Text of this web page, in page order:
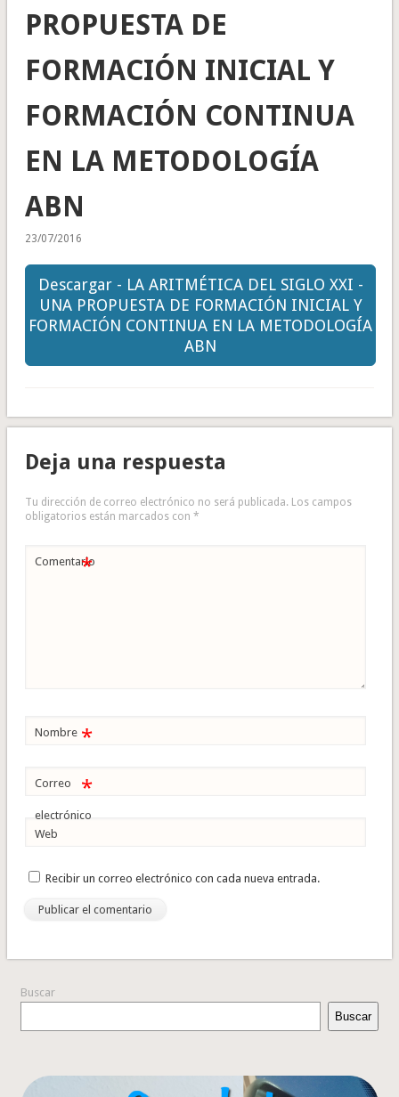
PROPUESTA DE
FORMACIÓN INICIAL Y
FORMACIÓN CONTINUA
EN LA METODOLOGÍA
ABN
23/07/2016
Descargar - LA ARITMÉTICA DEL SIGLO XXI -
UNA PROPUESTA DE FORMACIÓN INICIAL Y
FORMACIÓN CONTINUA EN LA METODOLOGÍA
ABN
Deja una respuesta
Tu dirección de correo electrónico no será publicada. Los campos
obligatorios están marcados con *
Comentario
*
Nombre *
Correo
electrónico
*
Web
Recibir un correo electrónico con cada nueva entrada.
Buscar
Buscar